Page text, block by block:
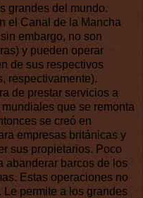
grandes del mundo.
el Canal de la Mancha
embargo, no son
y pueden operar
de sus respectivos
respectivamente).
de prestar servicios a
que se remonta
se creó en
empresas británicas y
sus propietarios. Poco
abanderar barcos de los
Estas operaciones no
permite a los grandes